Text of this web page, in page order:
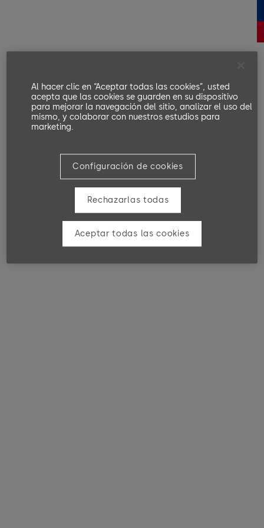
Al hacer clic en “Aceptar todas las cookies”, usted
acepta que las cookies se guarden en su dispositivo
para mejorar la navegación del sitio, analizar el uso del
mismo, y colaborar con nuestros estudios para
marketing.
Configuración de cookies
Rechazarlas todas
Aceptar todas las cookies